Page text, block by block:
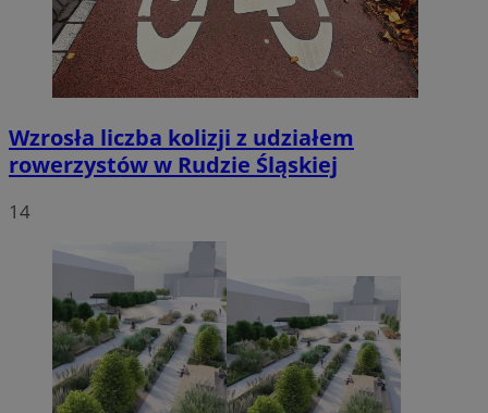
Wzrosła liczba kolizji z udziałem
rowerzystów w Rudzie Śląskiej
14